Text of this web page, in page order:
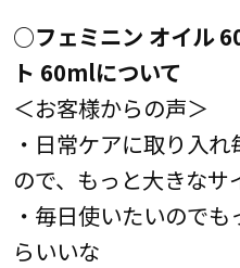
○フェミニン オイル
ト 60mlについて
＜お客様からの声＞
・日常ケアに取り入
ので、もっと大きなサ
・毎日使いたいので
らいいな